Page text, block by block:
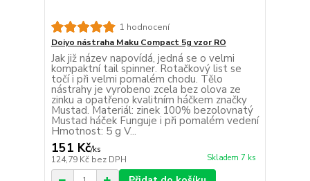
1 hodnocení
Doiyo nástraha Maku Compact 5g vzor RO
Jak již název napovídá, jedná se o velmi
kompaktní tail spinner. Rotačkový list se
točí i při velmi pomalém chodu. Tělo
nástrahy je vyrobeno zcela bez olova ze
zinku a opatřeno kvalitním háčkem značky
Mustad. Materiál: zinek 100% bezolovnatý
Mustad háček Funguje i při pomalém vedení
Hmotnost: 5 g V...
151 Kč/ks
124,79 Kč bez DPH Skladem 7 ks